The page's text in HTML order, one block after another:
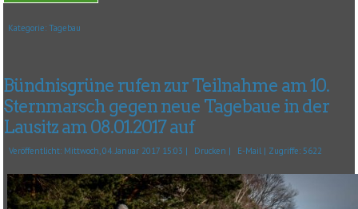
Kategorie:Tagebau
Bündnisgrüne rufen zur Teilnahme am 10.
Sternmarsch gegen neue Tagebaue in der
Lausitz am 08.01.2017 auf
Veröffentlicht: Mittwoch, 04. Januar 2017 15:03 | Drucken | E-Mail | Zugriffe: 5622